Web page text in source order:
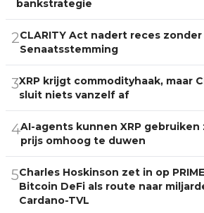
bankstrategie
2CLARITY Act nadert reces
Senaatsstemming
3XRP krijgt commodityhaak, maar
sluit niets vanzelf af
4AI-agents kunnen XRP gebruiken
prijs omhoog te duwen
5Charles Hoskinson zet in op
Bitcoin DeFi als route naar
Cardano-TVL